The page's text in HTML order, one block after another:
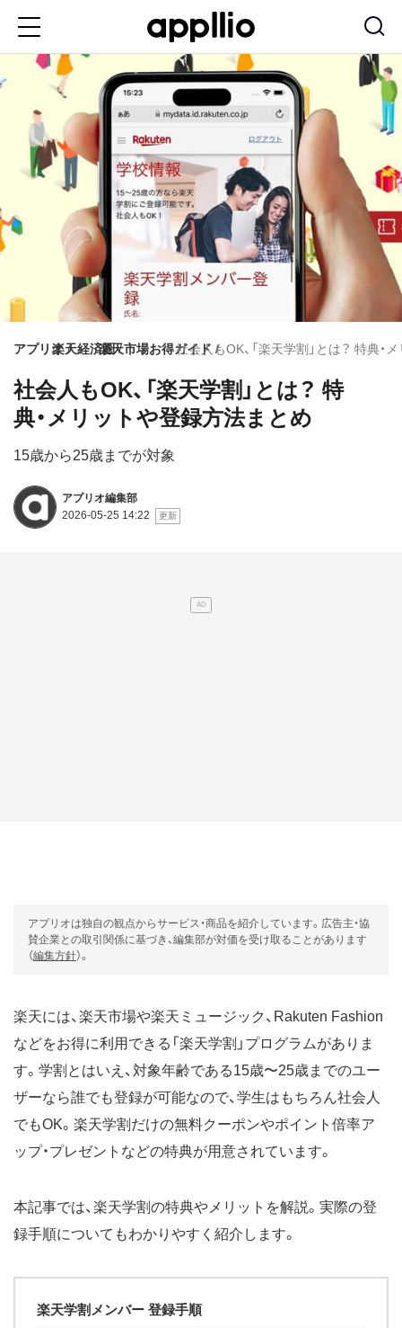
ツ
に
動
アプリオ楽天経済圏楽天市場お得ガイド社会人もOK、「楽天学割」とは？ 特典
社会人もOK、「楽天学割」とは？ 特
典・メリットや登録方法まとめ
15歳から25歳までが対象
アプリオ編集部
2026-05-25 14:22
アプリオは独自の観点からサービス・商品を紹介しています。広告主・協
賛企業との取引関係に基づき、編集部が対価を受け取ることがあります
（編集方針）。
楽天には、楽天市場や楽天ミュージック、Rakuten Fashion
などをお得に利用できる「楽天学割」プログラムがありま
す。学割とはいえ、対象年齢である15歳〜25歳までのユー
ザーなら誰でも登録が可能なので、学生はもちろん社会人
でもOK。楽天学割だけの無料クーポンやポイント倍率ア
ップ・プレゼントなどの特典が用意されています。
本記事では、楽天学割の特典やメリットを解説。実際の登
録手順についてもわかりやすく紹介します。
楽天学割メンバー 登録手順